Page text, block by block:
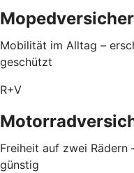
Mobilität im Alltag –
geschützt
R+V
Freiheit auf zwei
günstig